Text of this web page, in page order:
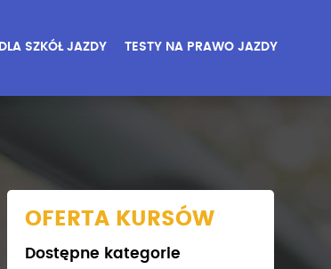
DLA SZKÓŁ JAZDY TESTY NA PRAWO JAZDY
OFERTA KURSÓW
Dostępne kategorie